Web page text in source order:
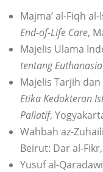
Majma’ al-Fiqh
End-of-Life Care,
Majelis Ulama
tentang
Majelis Tarjih
Etika Kedokteran
Paliatif,
Wahbah az-
Beirut: Dar al-
Yusuf al-